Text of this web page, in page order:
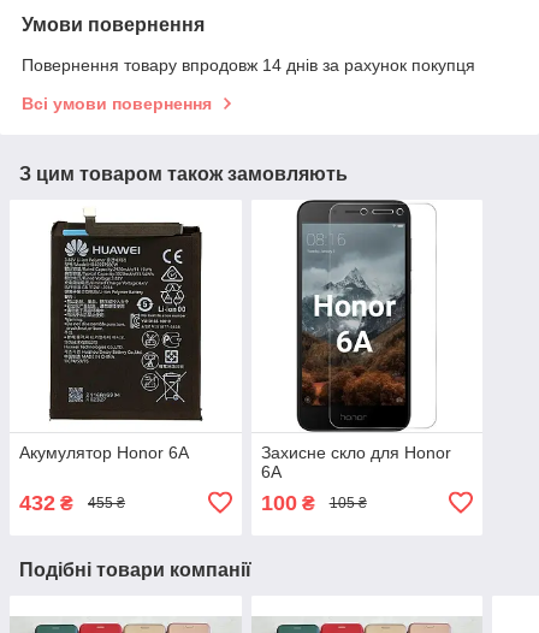
Умови повернення
Повернення товару впродовж 14 днів за рахунок покупця
Всі умови повернення
З цим товаром також замовляють
Акумулятор Honor 6A
432 ₴ 455 ₴
Захисне скло для Honor
6A
100₴ 105 ₴
Подібні товари компанії